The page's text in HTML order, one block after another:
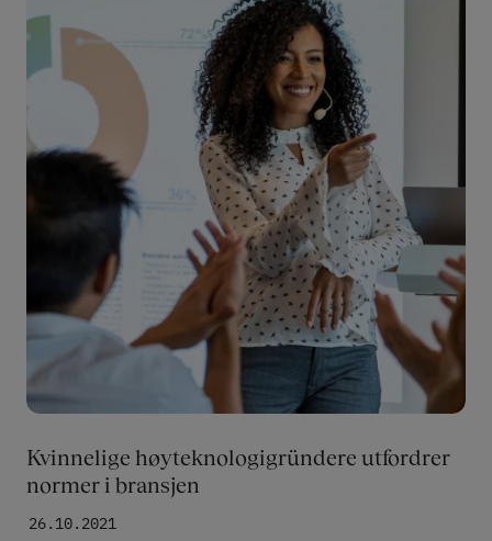
mangfald, seier forskar.
26.10.2021
Kvinnelige høyteknologigründere utfordrer
normer i bransjen